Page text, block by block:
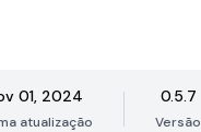
01, 2024
atualização
0.5.7
Versão